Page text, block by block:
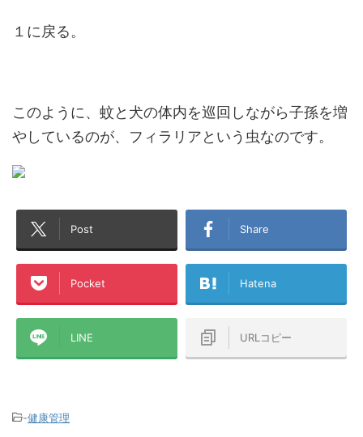
１に戻る。
このように、蚊と犬の体内を巡回しながら子孫を増
やしているのが、フィラリアという虫なのです。
Post Share
Pocket Hatena
LINE URLコピー
-健康管理